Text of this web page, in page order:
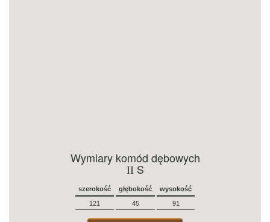
Wymiary komód dębowych
IIS
szerokość głębokość
wysokość
121
45 91